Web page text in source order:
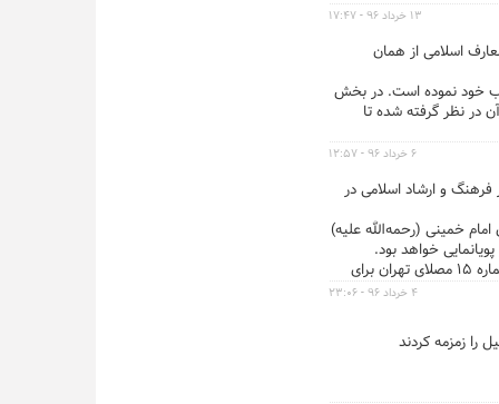
اسلامی از همان
خود نموده است. در بخش
در نظر گرفته شده تا
۱۳ خرداد ۹۶ - ۱۷:۴۷
وزیر فرهنگ و ارشاد اسلامی در
خمینی (رحمه‌الله علیه)
پویانمایی خواهد بود.
و درب شماره ۱۵ مصلای تهران برای
۶ خرداد ۹۶ - ۱۲:۵۷
را زمزمه کردند
۴ خرداد ۹۶ - ۲۳:۰۶